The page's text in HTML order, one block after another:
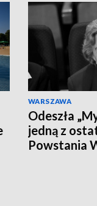
WARSZAWA
Odeszła
jedną z
Powstania